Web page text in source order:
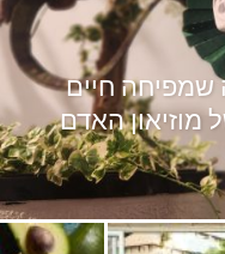
שמפיחה חיים
האדם